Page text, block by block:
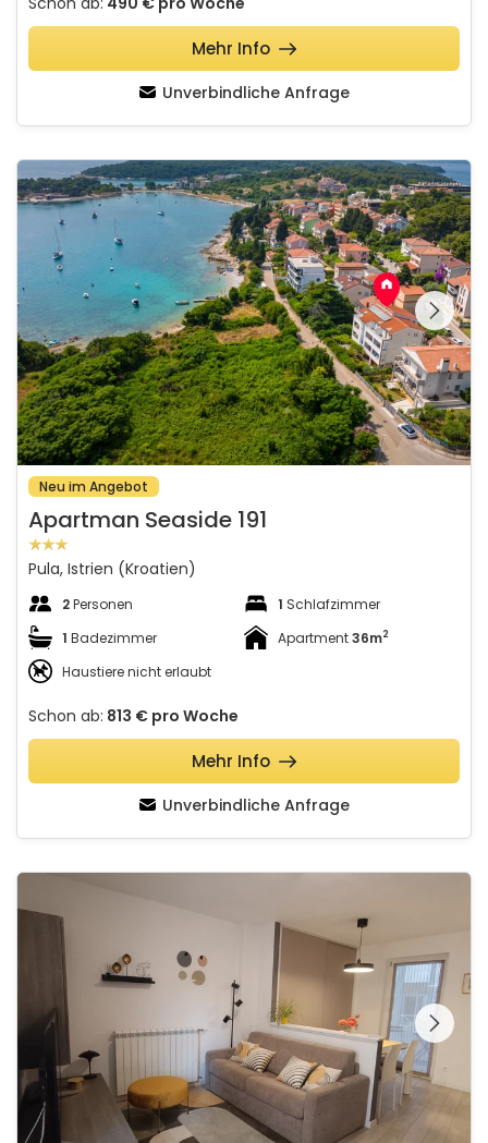
Unverbindliche Anfrage
Mehr Info
Apartman Seaside 191
Schauen Sie sich die
gesamte Galerie
Neu im Angebot
Apartman Seaside 191
Pula, Istrien (Kroatien)
2Personen 1 Schlafzimmer
1 Badezimmer Apartment36m2
Haustiere nicht erlaubt
Schon ab: 813 € pro Woche
Unverbindliche Anfrage
Mehr Info
Schauen Sie sich die
gesamte Galerie